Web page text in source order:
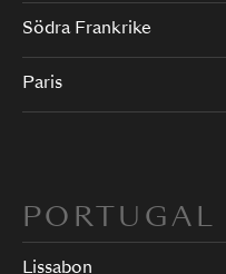
Södra Frankrike
Paris
PORTUGAL
Lissabon